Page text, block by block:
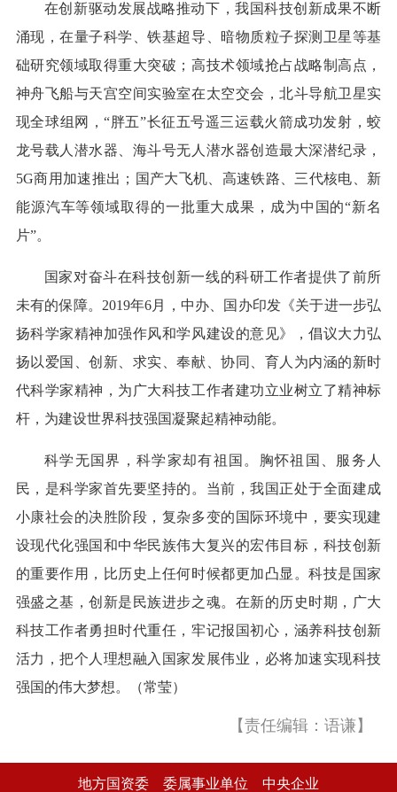
在创新驱动发展战略推动下，我国科技创新成果不断
涌现，在量子科学、铁基超导、暗物质粒子探测卫星等基
础研究领域取得重大突破；高技术领域抢占战略制高点，
神舟飞船与天宫空间实验室在太空交会，北斗导航卫星实
现全球组网，“胖五”长征五号遥三运载火箭成功发射，蛟
龙号载人潜水器、海斗号无人潜水器创造最大深潜纪录，
5G商用加速推出；国产大飞机、高速铁路、三代核电、新
能源汽车等领域取得的一批重大成果，成为中国的“新名
片”。
国家对奋斗在科技创新一线的科研工作者提供了前所
未有的保障。2019年6月，中办、国办印发《关于进一步弘
扬科学家精神加强作风和学风建设的意见》，倡议大力弘
扬以爱国、创新、求实、奉献、协同、育人为内涵的新时
代科学家精神，为广大科技工作者建功立业树立了精神标
杆，为建设世界科技强国凝聚起精神动能。
科学无国界，科学家却有祖国。胸怀祖国、服务人
民，是科学家首先要坚持的。当前，我国正处于全面建成
小康社会的决胜阶段，复杂多变的国际环境中，要实现建
设现代化强国和中华民族伟大复兴的宏伟目标，科技创新
的重要作用，比历史上任何时候都更加凸显。科技是国家
强盛之基，创新是民族进步之魂。在新的历史时期，广大
科技工作者勇担时代重任，牢记报国初心，涵养科技创新
活力，把个人理想融入国家发展伟业，必将加速实现科技
强国的伟大梦想。（常莹）
【责任编辑：语谦】
地方国资委 委属事业单位 中央企业